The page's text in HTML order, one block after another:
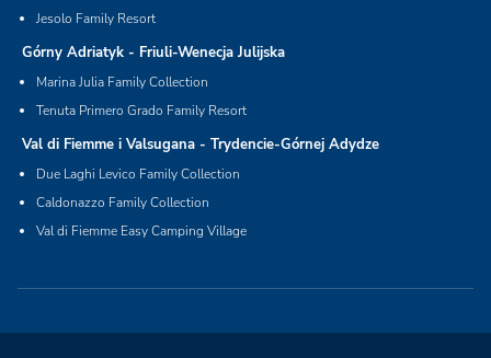
Jesolo Family Resort
Górny Adriatyk - Friuli-Wenecja Julijska
Marina Julia Family Collection
Tenuta Primero Grado Family Resort
Val di Fiemme i Valsugana - Trydencie-Górnej Adydze
Due Laghi Levico Family Collection
Caldonazzo Family Collection
Val di Fiemme Easy Camping Village